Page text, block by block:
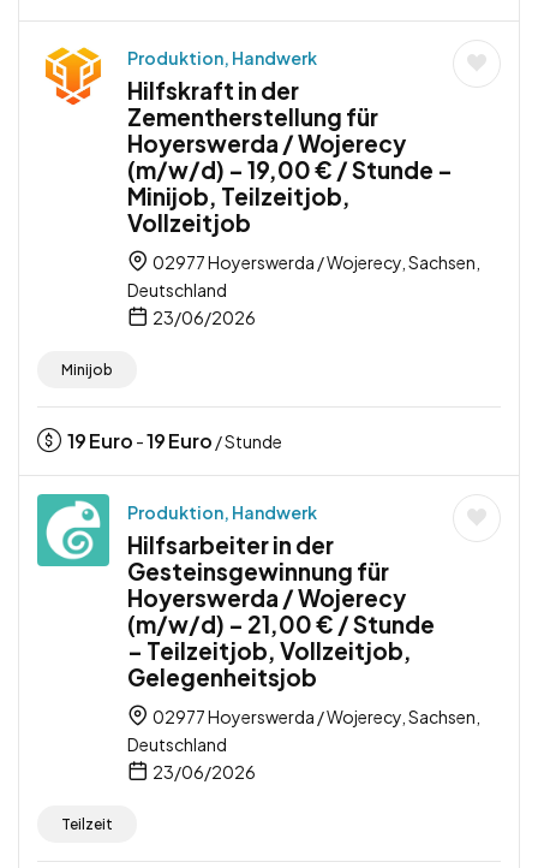
Produktion, Handwerk
Hilfskraft in der
Zementherstellung für
Hoyerswerda / Wojerecy
(m/w/d) – 19,00 € / Stunde –
Minijob, Teilzeitjob,
Vollzeitjob
02977 Hoyerswerda / Wojerecy, Sachsen,
Deutschland
23/06/2026
Minijob
19Euro -19Euro / Stunde
Produktion, Handwerk
Hilfsarbeiter in der
Gesteinsgewinnung für
Hoyerswerda / Wojerecy
(m/w/d) – 21,00 € / Stunde
– Teilzeitjob, Vollzeitjob,
Gelegenheitsjob
02977 Hoyerswerda / Wojerecy, Sachsen,
Deutschland
23/06/2026
Teilzeit